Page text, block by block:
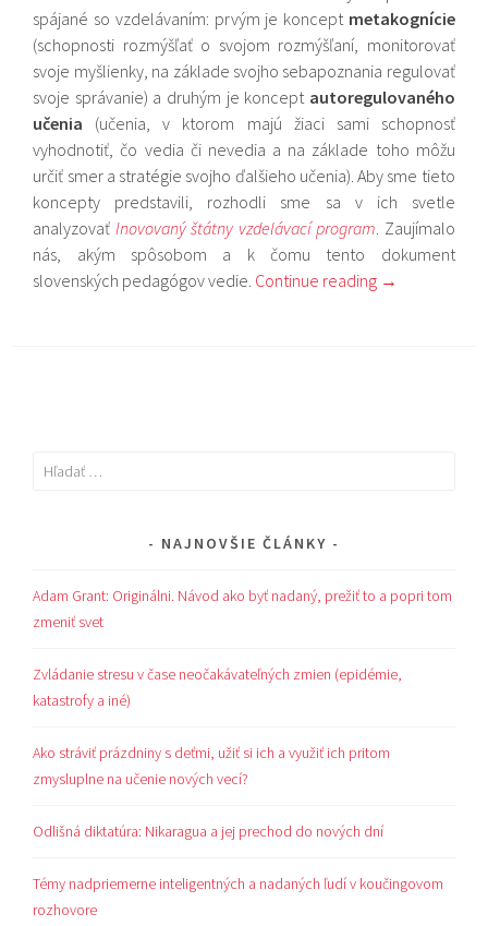
spájané so vzdelávaním: prvým je koncept metakognície
(schopnosti rozmýšľať o svojom rozmýšľaní, monitorovať
svoje myšlienky, na základe svojho sebapoznania regulovať
svoje správanie) a druhým je koncept autoregulovaného
učenia (učenia, v ktorom majú žiaci sami schopnosť
vyhodnotiť, čo vedia či nevedia a na základe toho môžu
určiť smer a stratégie svojho ďalšieho učenia). Aby sme tieto
koncepty predstavili, rozhodli sme sa v ich svetle
analyzovať Inovovaný štátny vzdelávací program . Zaujímalo
nás, akým spôsobom a k čomu tento dokument
slovenských pedagógov vedie. Continue reading →
Hľadať:
NAJNOVŠIE ČLÁNKY
Adam Grant: Originálni. Návod ako byť nadaný, prežiť to a popri tom
zmeniť svet
Zvládanie stresu v čase neočakávateľných zmien (epidémie,
katastrofy a iné)
Ako stráviť prázdniny s deťmi, užiť si ich a využiť ich pritom
zmysluplne na učenie nových vecí?
Odlišná diktatúra: Nikaragua a jej prechod do nových dní
Témy nadpriemerne inteligentných a nadaných ľudí v koučingovom
rozhovore